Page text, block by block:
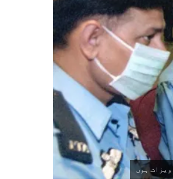
ہوں